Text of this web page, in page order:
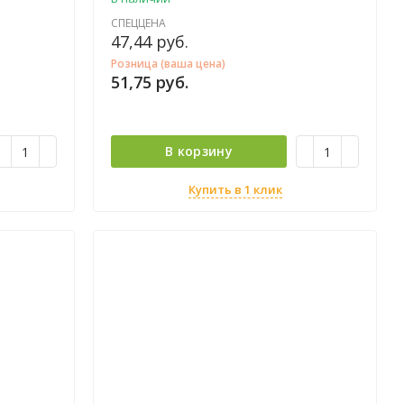
от
с DURU
СПЕЦЦЕНА
47,44 руб.
Розница (ваша цена)
51,75 руб.
В корзину
Купить в 1 клик